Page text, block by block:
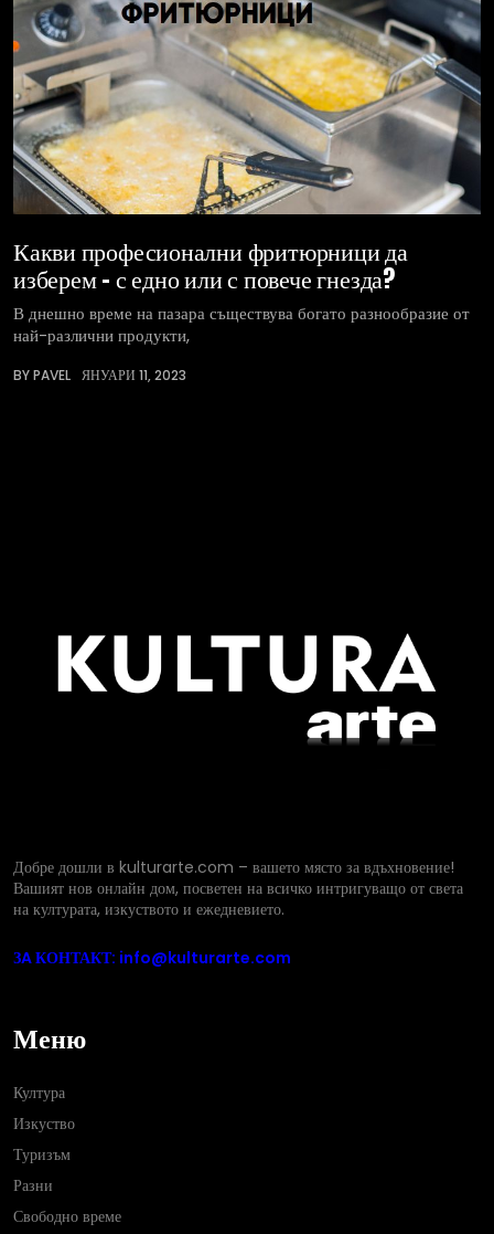
Какви професионални фритюрници да
изберем – с едно или с повече гнезда?
В днешно време на пазара съществува богато разнообразие от
най-различни продукти,
BY PAVEL ЯНУАРИ 11, 2023
Добре дошли в kulturarte.com – вашето място за вдъхновение!
Вашият нов онлайн дом, посветен на всичко интригуващо от света
на културата, изкуството и ежедневието.
ЗA КОНТАКТ: info@kulturarte.com
Меню
Култура
Изкуство
Туризъм
Разни
Свободно време